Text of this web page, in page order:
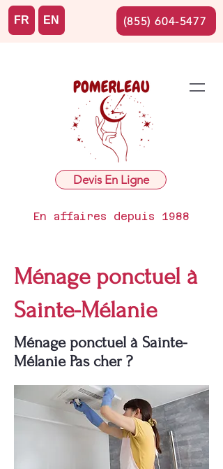
Devis En Ligne
En affaires depuis 1988
FR EN (855) 604-5477
Ménage ponctuel à
Sainte-Mélanie
Ménage ponctuel à Sainte-
Mélanie Pas cher ?